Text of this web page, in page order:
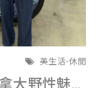
美生活-休閒
高雄寵物展CHARM加拿大野性魅力滿6千送遊艇體驗